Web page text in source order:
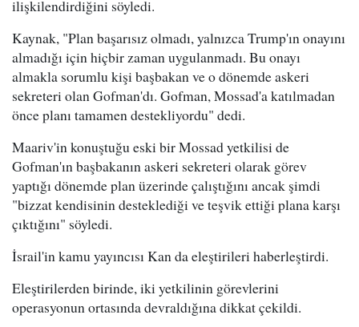
ilişkilendirdiğini söyledi.
Kaynak, "Plan başarısız olmadı, yalnızca Trump'ın onayını
almadığı için hiçbir zaman uygulanmadı. Bu onayı
almakla sorumlu kişi başbakan ve o dönemde askeri
sekreteri olan Gofman'dı. Gofman, Mossad'a katılmadan
önce planı tamamen destekliyordu" dedi.
Maariv'in konuştuğu eski bir Mossad yetkilisi de
Gofman'ın başbakanın askeri sekreteri olarak görev
yaptığı dönemde plan üzerinde çalıştığını ancak şimdi
"bizzat kendisinin desteklediği ve teşvik ettiği plana karşı
çıktığını" söyledi.
İsrail'in kamu yayıncısı Kan da eleştirileri haberleştirdi.
Eleştirilerden birinde, iki yetkilinin görevlerini
operasyonun ortasında devraldığına dikkat çekildi.